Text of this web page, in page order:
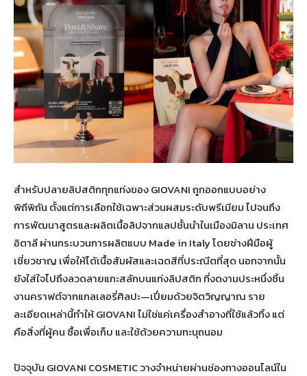
สำหรับปลายลิปสติกทุกแท่งของ GIOVANI ถูกออกแบบอย่าง
พิถีพิถัน ตั้งแต่การเลือกใช้เฉพาะส่วนผสมระดับพรีเมียม ไปจนถึง
การพัฒนาสูตรและผลิตเนื้อลิปจากแลปชั้นนำในเมืองมิลาน ประเทศ
อิตาลี ผ่านกระบวนการผลิตแบบ Made in Italy โดยช่างฝีมือผู้
เชี่ยวชาญ เพื่อให้ได้เนื้อสัมผัสและเฉดสีที่ประณีตที่สุด นอกจากนั้น
ยังใส่ใจไปถึงลวดลายแกะสลักบนแท่งลิปสติก ที่งดงามประหนึ่งชิ้น
งานคราฟต์จากแกลเลอรี่ศิลปะ—เปี่ยมด้วยจิตวิญญาณ ราย
ละเอียดเหล่านี้ทำให้ GIOVANI ไม่ใช่แค่เครื่องสำอางที่ใช้แล้วทิ้ง แต่
คือสิ่งที่ผู้คน ซื้อเพื่อเก็บ และใช้ด้วยความทะนุถนอม
ปัจจุบัน GIOVANI COSMETIC วางจำหน่ายผ่านช่องทางออนไลน์ใน